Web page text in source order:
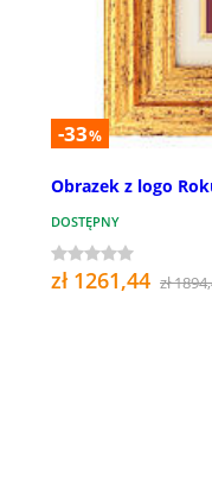
-33%
Obrazek z logo
DOSTĘPNY
zł 1261,44 zł